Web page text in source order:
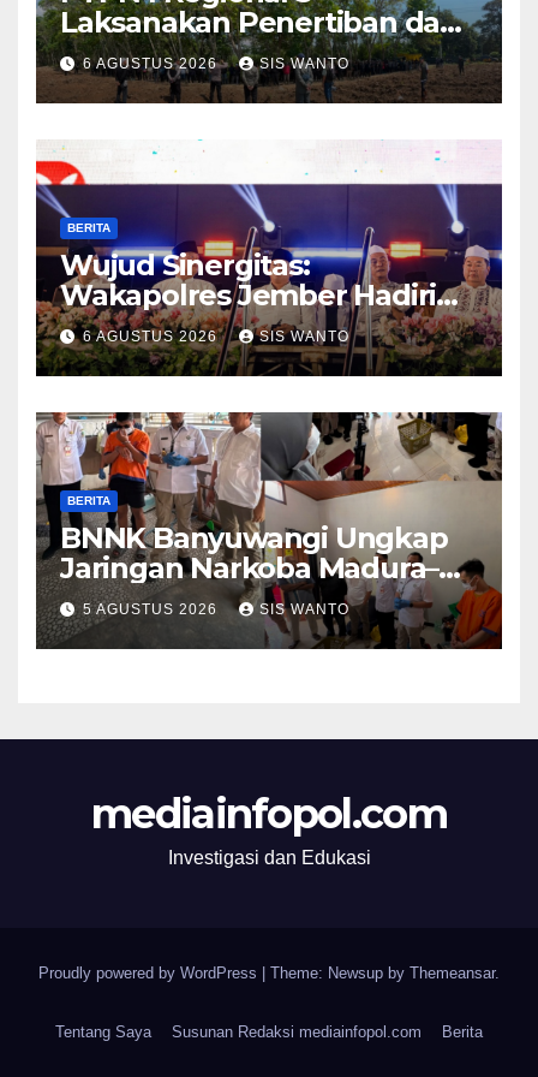
Laksanakan Penertiban dan
Pengamanan Aset
Perusahaan di Kebun
Mumbul dan Kebun
Glantangan
6 AGUSTUS 2026 SIS WANTO
BERITA
Wujud Sinergitas:
Wakapolres Jember Hadiri
Sholawat & Doa Sambut HUT
RI ke-81
6 AGUSTUS 2026 SIS WANTO
BERITA
BNNK Banyuwangi Ungkap
Jaringan Narkoba Madura–
Bali
5 AGUSTUS 2026 SIS WANTO
mediainfopol.com
Investigasi dan Edukasi
Proudly powered by WordPress Theme: Newsup by Themeansar.
Tentang Saya Susunan Redaksi mediainfopol.com Berita